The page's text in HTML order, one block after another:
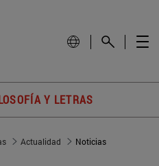
Y LETRAS
Actualidad Noticias